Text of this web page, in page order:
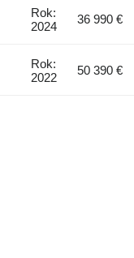
Rok:
2024
36 990 €
Rok:
2022
50 390 €